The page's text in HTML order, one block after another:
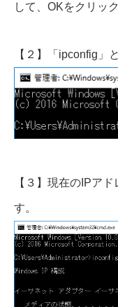
して、OKをクリッ
【２】「ipconfig」
【３】現在のIPア
す。